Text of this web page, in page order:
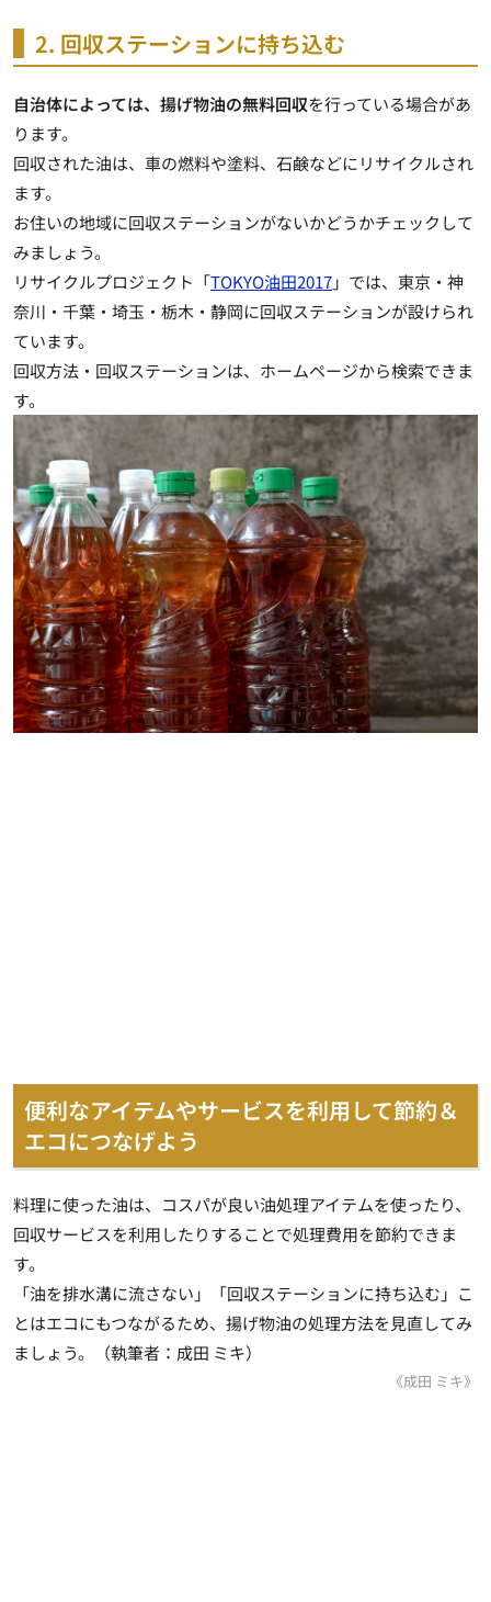
2. 回収ステーションに持ち込む
自治体によっては、揚げ物油の無料回収を行っている場合があ
ります。
回収された油は、車の燃料や塗料、石鹸などにリサイクルされ
ます。
お住いの地域に回収ステーションがないかどうかチェックして
みましょう。
リサイクルプロジェクト「TOKYO油田2017」では、東京・神
奈川・千葉・埼玉・栃木・静岡に回収ステーションが設けられ
ています。
回収方法・回収ステーションは、ホームページから検索できま
す。
便利なアイテムやサービスを利用して節約＆
エコにつなげよう
料理に使った油は、コスパが良い油処理アイテムを使ったり、
回収サービスを利用したりすることで処理費用を節約できま
す。
「油を排水溝に流さない」「回収ステーションに持ち込む」こ
とはエコにもつながるため、揚げ物油の処理方法を見直してみ
ましょう。（執筆者：成田 ミキ）
《成田 ミキ》